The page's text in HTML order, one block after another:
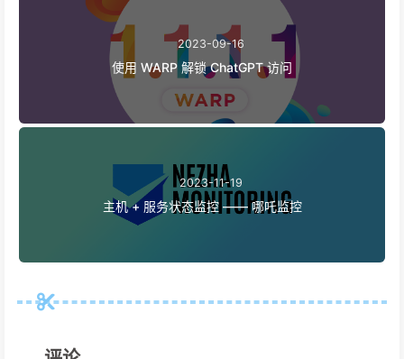
2023-09-16
使用 WARP 解锁 ChatGPT 访问
2023-11-19
主机 + 服务状态监控 —— 哪吒监控